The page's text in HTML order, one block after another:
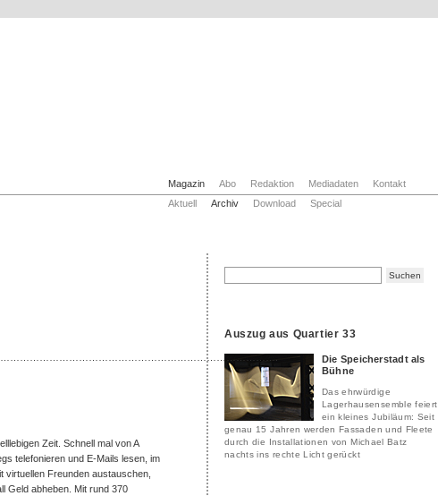
Magazin
Aktuell
Archiv Download Special
Abo Redaktion Mediadaten Kontakt
Auszug aus Quartier 33
Die Speicherstadt als
Bühne
Das ehrwürdige
Lagerhausensemble feiert
ein kleines Jubiläum: Seit
genau 15 Jahren werden Fassaden und Fleete
durch die Installationen von Michael Batz
nachts ins rechte Licht gerückt
Zeit. Schnell mal von A
telefonieren und E-Mails lesen, im
virtuellen Freunden austauschen,
Geld abheben. Mit rund 370